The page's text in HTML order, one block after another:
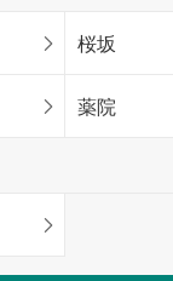
桜坂
薬院